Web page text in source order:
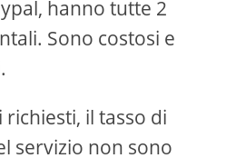
hanno tutte 2
Sono costosi e
il tasso di
servizio non sono